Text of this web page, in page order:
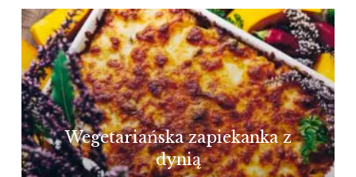
Wegetariańska zapiekanka z
dynią